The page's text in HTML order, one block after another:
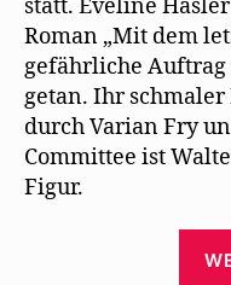
statt. Eveline
Roman „Mit dem
gefährliche Auftrag
getan. Ihr
durch Varian Fry
Committee ist
Figur.